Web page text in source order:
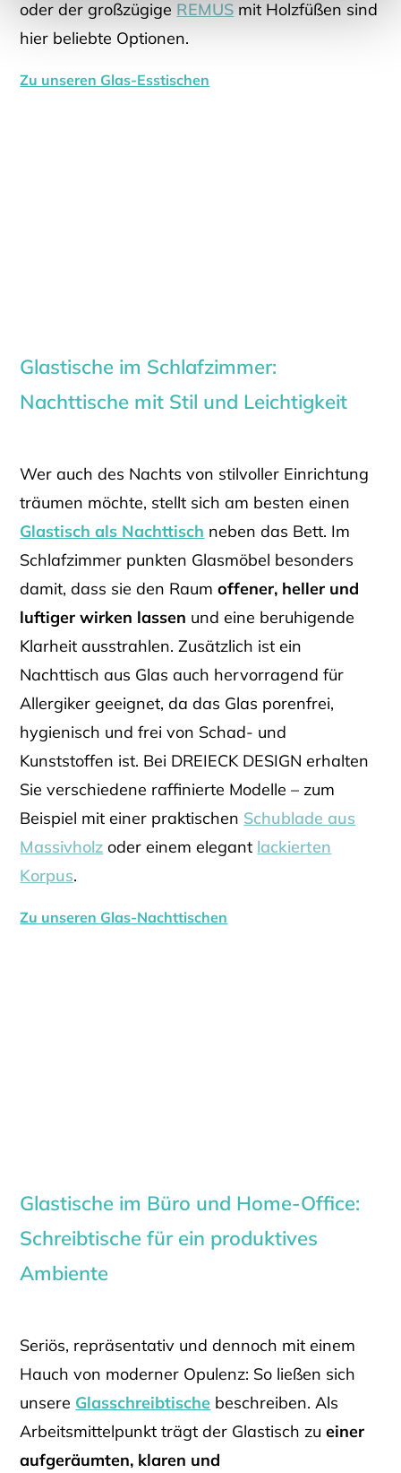
oder der großzügige REMUS mit Holzfüßen sind
hier beliebte Optionen.
Zu unseren Glas-Esstischen
Glastische im Schlafzimmer:
Nachttische mit Stil und Leichtigkeit
Wer auch des Nachts von stilvoller Einrichtung
träumen möchte, stellt sich am besten einen
Glastisch als Nachttisch neben das Bett. Im
Schlafzimmer punkten Glasmöbel besonders
damit, dass sie den Raumoffener, heller und
luftiger wirken lassen und eine beruhigende
Klarheit ausstrahlen. Zusätzlich ist ein
Nachttisch aus Glas auch hervorragend für
Allergiker geeignet, da das Glas porenfrei,
hygienisch und frei von Schad- und
Kunststoffen ist. Bei DREIECK DESIGN erhalten
Sie verschiedene raffinierte Modelle – zum
Beispiel mit einer praktischen Schublade aus
Massivholz oder einem elegant lackierten
Korpus.
Zu unseren Glas-Nachttischen
Glastische im Büro und Home-Office:
Schreibtische für ein produktives
Ambiente
Seriös, repräsentativ und dennoch mit einem
Hauch von moderner Opulenz: So ließen sich
unsere Glasschreibtische beschreiben. Als
Arbeitsmittelpunkt trägt der Glastisch zueiner
aufgeräumten, klaren und